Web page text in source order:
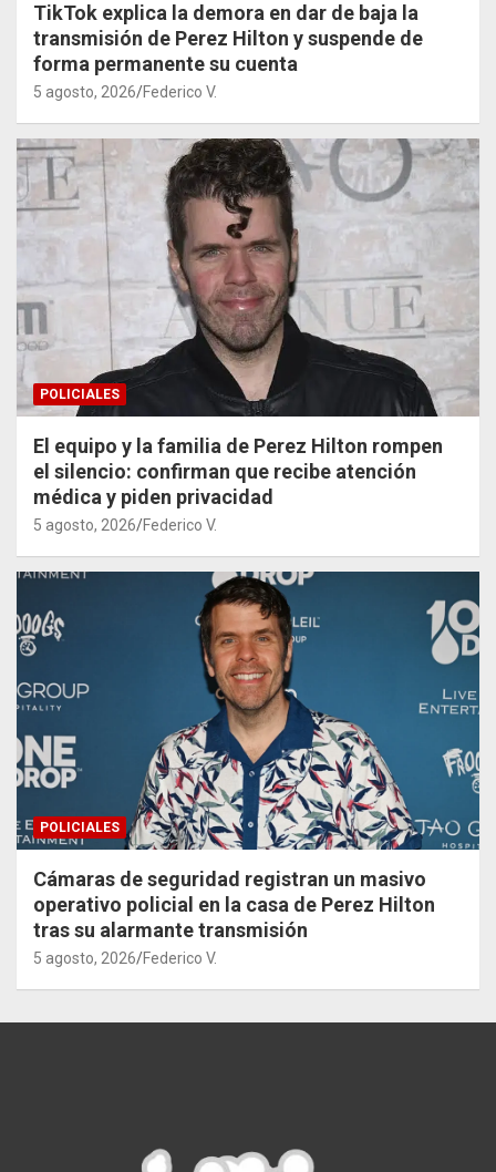
TikTok explica la demora en dar de baja la
transmisión de Perez Hilton y suspende de
forma permanente su cuenta
5 agosto, 2026 Federico V.
POLICIALES
El equipo y la familia de Perez Hilton rompen
el silencio: confirman que recibe atención
médica y piden privacidad
5 agosto, 2026 Federico V.
POLICIALES
Cámaras de seguridad registran un masivo
operativo policial en la casa de Perez Hilton
tras su alarmante transmisión
5 agosto, 2026 Federico V.